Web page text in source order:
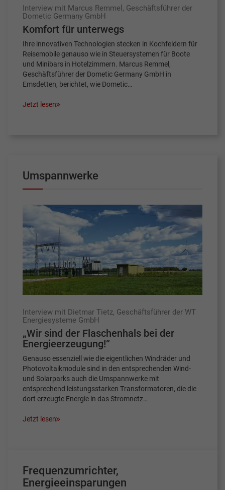
Interview mit Marcus Remmel, Geschäftsführer der
Dometic Germany GmbH
Komfort für unterwegs
Ihre innovativen Technologien stecken in Kochfeldern für
Reisemobile genauso wie in Steuersystemen für Boote
und Minibars in Hotelzimmern. Marcus Remmel,
Geschäftsführer der Dometic Germany GmbH in
Emsdetten, berichtet, wie Dometic…
Jetzt lesen
Umspannwerke
Interview mit Dietmar Tietz, Geschäftsführer der WT
Energiesysteme GmbH
„Wir sind der Flaschenhals bei der
Energieerzeugung!“
Genauso essenziell wie die eigentlichen Windräder und
Photovoltaikmodule sind in den entsprechenden Wind-
und Solarparks auch die Umspannwerke mit
entsprechend leistungsstarken Transformatoren, die die
dort erzeugte Energie in das Stromnetz…
Jetzt lesen
Frequenzumrichter,
Energieeinsparungen